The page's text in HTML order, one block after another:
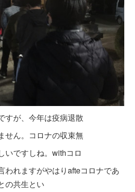
すが、今年は疫病退散
せん。コロナの収束無
いですしね。withコロ
われますがやはりafteコロナであ
の共生とい